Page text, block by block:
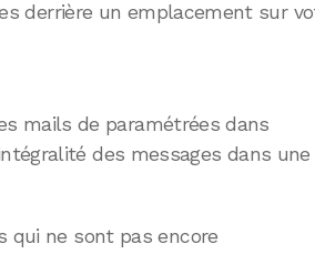
derrière un emplacement sur
mails de paramétrées dans
des messages dans une
qui ne sont pas encore